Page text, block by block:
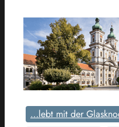
…lebt mit der